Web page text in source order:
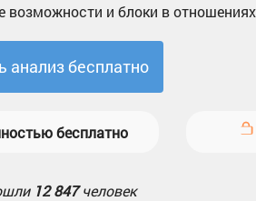
и блоки в
анализ бесплатно
бесплатно
12 847человек